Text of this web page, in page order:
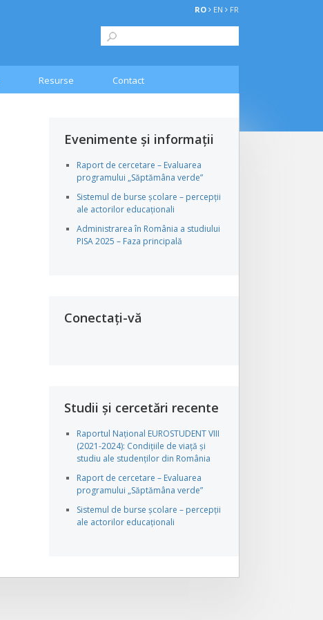
RO EN FR
Resurse Contact
Evenimente și informații
Raport de cercetare – Evaluarea
programului „Săptămâna verde”
Sistemul de burse școlare – percepții
ale actorilor educaționali
Administrarea în România a studiului
PISA 2025 – Faza principală
Conectați-vă
Studii și cercetări recente
Raportul Național EUROSTUDENT VIII
(2021-2024): Condițiile de viață și
studiu ale studenților din România
Raport de cercetare – Evaluarea
programului „Săptămâna verde”
Sistemul de burse școlare – percepții
ale actorilor educaționali